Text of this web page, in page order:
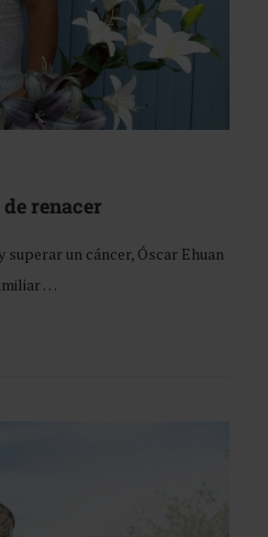
renacer
un cáncer, Óscar Ehuan
…